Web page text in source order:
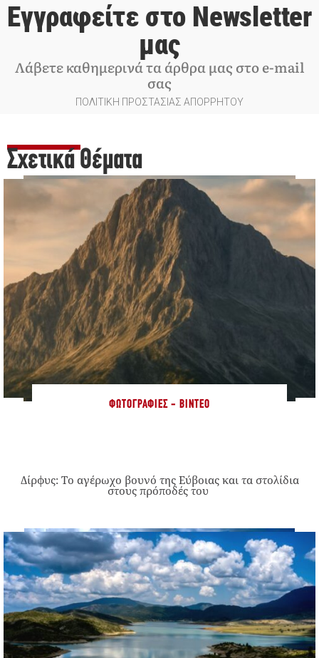
Εγγραφείτε στο Newsletter
μας
Λάβετε καθημερινά τα άρθρα μας στο e-mail
σας
ΠΟΛΙΤΙΚΗ ΠΡΟΣΤΑΣΙΑΣ ΑΠΟΡΡΗΤΟΥ
Σχετικά Θέματα
ΦΩΤΟΓΡΑΦΊΕΣ - ΒΊΝΤΕΟ
Δίρφυς: Το αγέρωχο βουνό της Εύβοιας και τα στολίδια
στους πρόποδές του